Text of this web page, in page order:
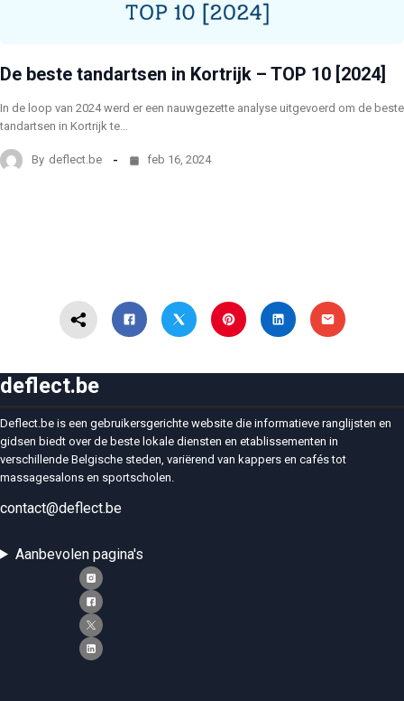
De beste tandartsen in Kortrijk – TOP 10 [2024]
In de loop van 2024 werd er een nauwgezette analyse uitgevoerd om de beste
tandartsen in Kortrijk te…
By deflect.be feb 16, 2024
deflect.be
Deflect.be is een gebruikersgerichte website die informatieve ranglijsten en
gidsen biedt over de beste lokale diensten en etablissementen in
verschillende Belgische steden, variërend van kappers en cafés tot
massagesalons en sportscholen.
contact@deflect.be
Aanbevolen pagina's